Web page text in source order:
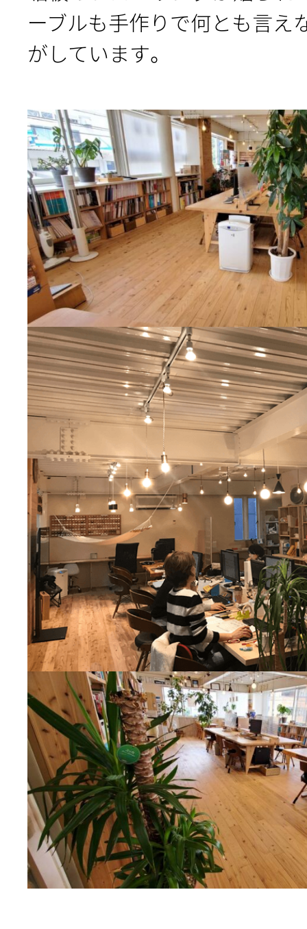
ーブルも手作りで何とも言え
がしています。